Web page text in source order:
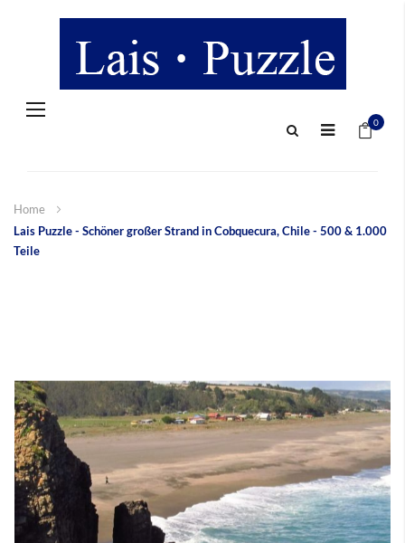
Navigation
0
Home
Lais Puzzle - Schöner großer Strand in Cobquecura, Chile - 500 & 1.000
Teile